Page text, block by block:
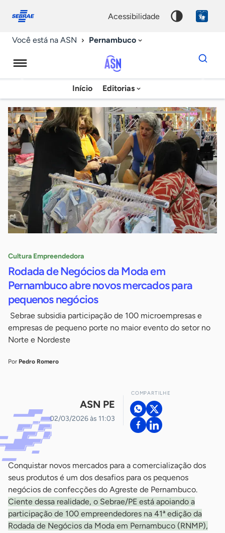
conosco
acessibilidade
Você está na ASN Pernambuco
Agência
Sebrae
de
Notícias
Início Editorias
Dados
para
chave
Cultura Empreendedora
Rodada de Negócios da Moda em
Pernambuco abre novos mercados para
pequenos negócios
Sebrae subsidia participação de 100 microempresas e
empresas de pequeno porte no maior evento do setor no
Norte e Nordeste
Por Pedro Romero
ASN PE
02/03/2026 às 11:03
COMPARTILHE
Conquistar novos mercados para a comercialização dos
seus produtos é um dos desafios para os pequenos
negócios de confecções do Agreste de Pernambuco.
Ciente dessa realidade, o Sebrae/PE está apoiando a
participação de 100 empreendedores na 41ª edição da
Rodada de Negócios da Moda em Pernambuco (RNMP),